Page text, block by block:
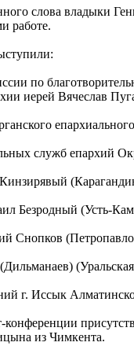
слова владыки
работе.
по
иерей Вячеслав
служб епархий
Безродный (Усть-
Снопков
г. Иссык
конференции
из Чимкента.